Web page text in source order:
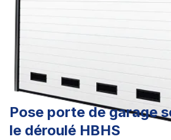
Pose porte de garage
le déroulé HBHS